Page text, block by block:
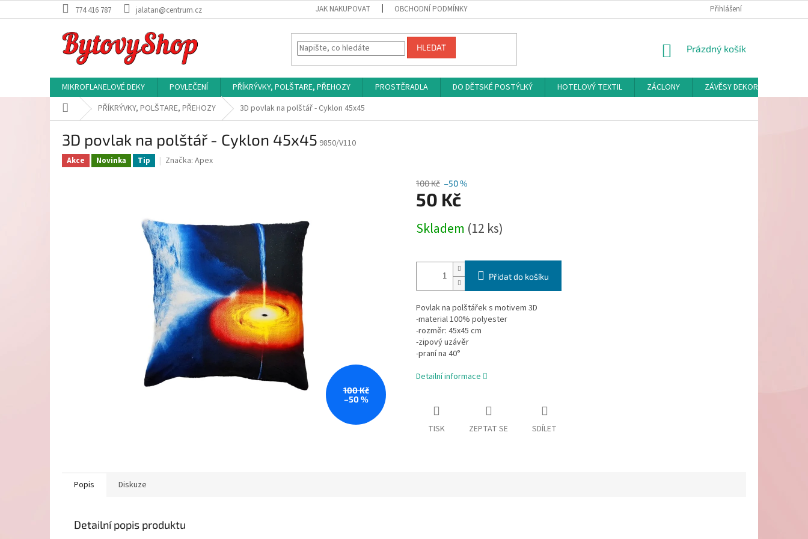
na
774 416 787 jalatan@centrum.cz JAK NAKUPOVAT OBCHODNÍ PODMÍNKY Přihlášení
HLEDAT
NÁKUPNÍ
Prázdný košík
MIKROFLANELOVÉ DEKY POVLEČENÍ PŘÍKRÝVKY, POLŠTARE, PŘEHOZY PROSTĚRADLA DO DĚTSKÉ POSTÝLKÝ HOTELOVÝ TEXTIL ZÁCLONY
ZÁVĚSY DEKORAČNÍ A
Domů PŘÍKRÝVKY, POLŠTARE, PŘEHOZY 3D povlak na polštář - Cyklon 45x45
3D povlak na polštář - Cyklon 45x45 9850/V110
Akce Novinka Tip Značka: Apex
100 Kč
–50 %
100 Kč –50 %
50 Kč
cena:
Skladem (12 ks)
Přidat do košíku
Povlak na polštářek s motivem 3D
-material 100% polyester
-rozměr: 45x45 cm
-zipový uzávěr
-praní na 40°
Detailní informace
TISK ZEPTAT SE SDÍLET
Popis Diskuze
Detailní popis produktu